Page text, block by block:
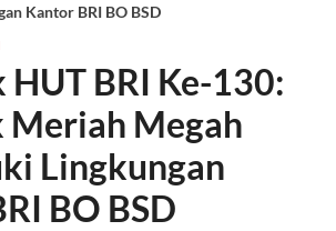
Kantor BRI BO BSD
HUT BRI Ke-130:
Meriah Megah
Lingkungan
BO BSD